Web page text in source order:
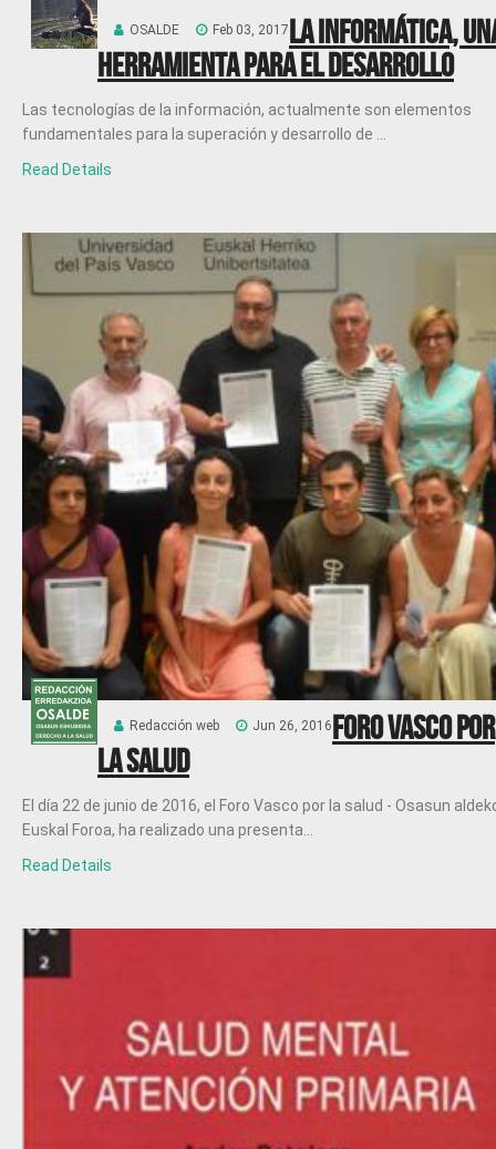
OSALDE Feb 03, 2017La informática,
herramienta para el desarrollo
Las tecnologías de la información, actualmente son elementos
fundamentales para la superación y desarrollo de ...
Read Details
Redacción web Jun 26, 2016 Foro Vasco por
la Salud
El día 22 de junio de 2016, el Foro Vasco por la salud ‐ Osasun
Euskal Foroa, ha realizado una presenta...
Read Details